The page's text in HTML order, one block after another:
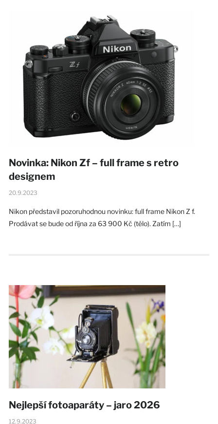
Novinka: Nikon Zf – full frame s retro
designem
20.9.2023
Nikon představil pozoruhodnou novinku: full frame Nikon Z f.
Prodávat se bude od října za 63 900 Kč (tělo). Zatím […]
Nejlepší fotoaparáty – jaro 2026
12.9.2023